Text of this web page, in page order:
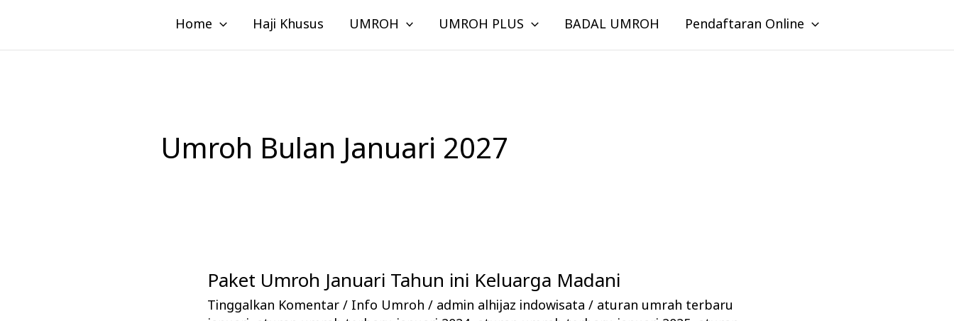
konten
Home Haji Khusus UMROH UMROH PLUS BADAL UMROH Pendaftaran Online
Umroh Bulan Januari 2027
Paket Umroh Januari Tahun ini Keluarga Madani
Tinggalkan Komentar / Info Umroh / admin alhijaz indowisata/ aturan umrah terbaru
Paket
Umroh